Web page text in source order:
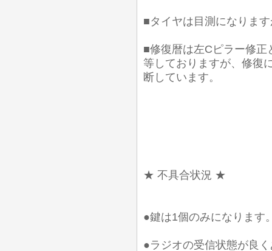
■タイヤは目測になりま
■修復暦は左Cピラー修
等しておりますが、修復
断しています。
★ 不具合状況 ★
●鍵は1個のみになります
●ラジオの受信状態が良